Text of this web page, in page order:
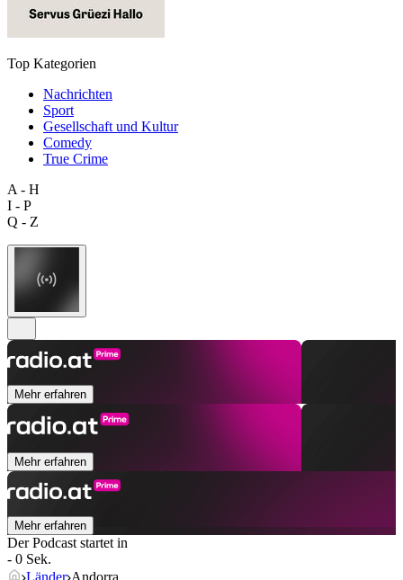
Top Kategorien
Nachrichten
Sport
Gesellschaft und Kultur
Comedy
True Crime
A - H
I - P
Q - Z
Mehr erfahren
Mehr erfahren
Mehr erfahren
Der Podcast startet in
- 0 Sek.